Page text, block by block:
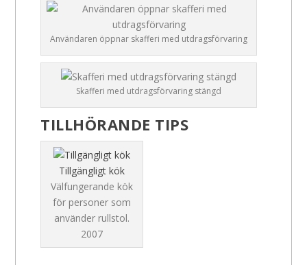
Användaren öppnar skafferi med utdragsförvaring
Skafferi med utdragsförvaring stängd
TILLHÖRANDE TIPS
Tillgängligt kök
Välfungerande kök
för personer som
använder rullstol.
2007